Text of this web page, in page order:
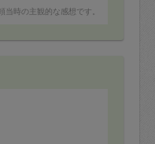
は世界のヤ○ちゃん風
当時の主観的な感想です。